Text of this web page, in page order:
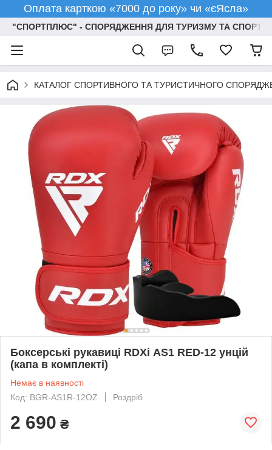
Оплата карткою «7000 до року» чи «єЯсла»
"СПОРТПЛЮС" - СПОРЯДЖЕННЯ ДЛЯ ТУРИЗМУ ТА СПОРТУ
КАТАЛОГ СПОРТИВНОГО ТА ТУРИСТИЧНОГО
Боксерські рукавиці RDXі AS1 RED-12 унцій
(капа в комплекті)
Немає в наявності
Код: BGR-AS1R-12OZ
Роздріб
2 690 ₴